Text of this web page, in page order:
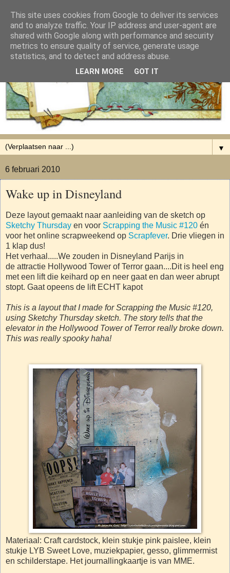
▼
6 februari 2010
Wake up in Disneyland
Deze layout gemaakt naar aanleiding van de sketch op
Sketchy Thursday en voor Scrapping the Music #120 én
voor het online scrapweekend op Scrapfever. Drie vliegen in
1 klap dus!
Het verhaal.....We zouden in Disneyland Parijs in
de attractie Hollywood Tower of Terror gaan....Dit is heel eng
met een lift die keihard op en neer gaat en dan weer abrupt
stopt. Gaat opeens de lift ECHT kapot
This is a layout that I made for Scrapping the Music #120,
using Sketchy Thursday sketch. The story tells that the
elevator in the Hollywood Tower of Terror really broke down.
This was really spooky haha!
Materiaal: Craft cardstock, klein stukje pink paislee, klein
stukje LYB Sweet Love, muziekpapier, gesso, glimmermist
en schilderstape. Het journallingkaartje is van MME.
This site uses cookies from Google to deliver its services
and to analyze traffic. Your IP address and user-agent are
shared with Google along with performance and security
metrics to ensure quality of service, generate usage
statistics, and to detect and address abuse.
LEARN MORE GOT IT